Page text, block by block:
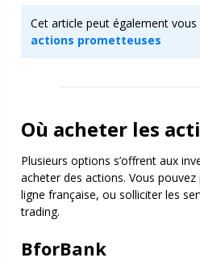
Cet article peut également vous
actions prometteuses
Où acheter les
Plusieurs options s’offrent aux
acheter des actions. Vous
ligne française, ou solliciter les
trading.
BforBank